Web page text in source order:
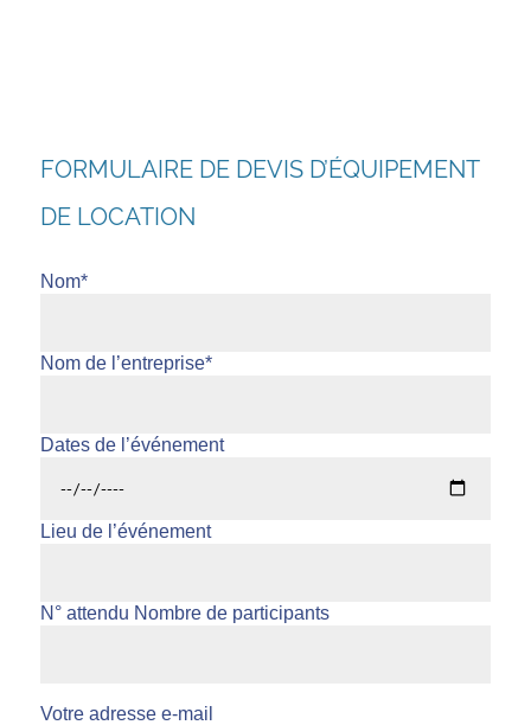
FORMULAIRE DE DEVIS D’ÉQUIPEMENT
DE LOCATION
Nom*
Nom de l’entreprise*
Dates de l’événement
Lieu de l’événement
N° attendu Nombre de participants
Votre adresse e-mail